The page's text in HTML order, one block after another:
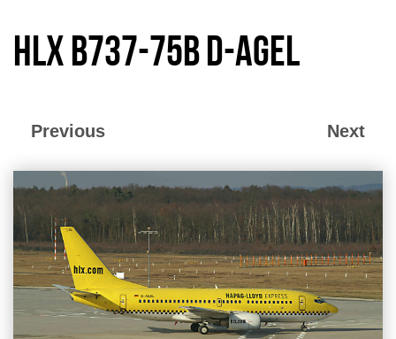
HLX B737-75B D-AGEL
Previous Next